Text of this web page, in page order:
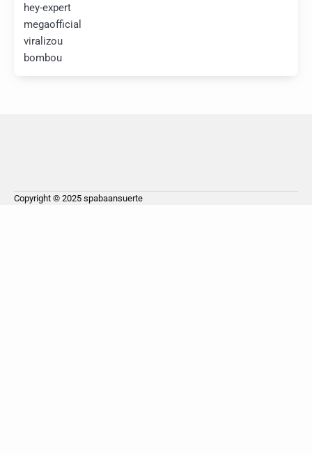
hey-expert
megaofficial
viralizou
bombou
Copyright © 2025 spabaansuerte